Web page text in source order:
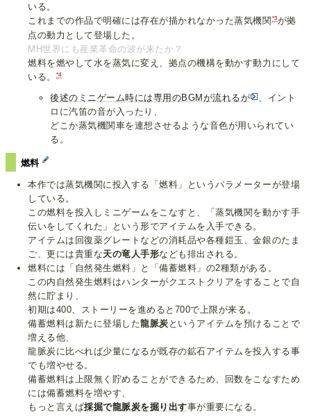
いる。
これまでの作品で明確には存在が描かれなかった蒸気機関*3が拠
点の動力として登場した。
MH世界にも産業革命の波が来たか？
燃料を燃やして水を蒸気に変え、拠点の機構を動かす動力にして
いる。
*4
後述のミニゲーム時には専用のBGMが流れるが
、イント
ロに汽笛の音が入ったり、
どこか蒸気機関車を連想させるような音色が用いられてい
る。
燃料
本作では蒸気機関に投入する「燃料」というパラメーターが登場
している。
この燃料を投入しミニゲームをこなすと、「蒸気機関を動かす手
伝いをしてくれた」という形でアイテムを入手できる。
アイテムは回復薬グレートなどの消耗品や各種鎧玉、金銀のたま
ご、更には貴重な天の竜人手形なども排出される。
燃料には「自然発生燃料」と「備蓄燃料」の2種類がある。
この内自然発生燃料はハンターがクエストクリアをすることで自
然に貯まり、
初期は400、ストーリーを進めると700で上限が来る。
備蓄燃料は新たに登場した龍脈炭 というアイテムを預けることで
増える他、
龍脈炭に比べれば少量になるが既存の鉱石アイテムを投入する事
でも増やせる。
備蓄燃料は上限無く貯めることができるため、回数をこなすため
には備蓄燃料を増やす、
もっと言えば採掘で龍脈炭を掘り出す事が重要になる。